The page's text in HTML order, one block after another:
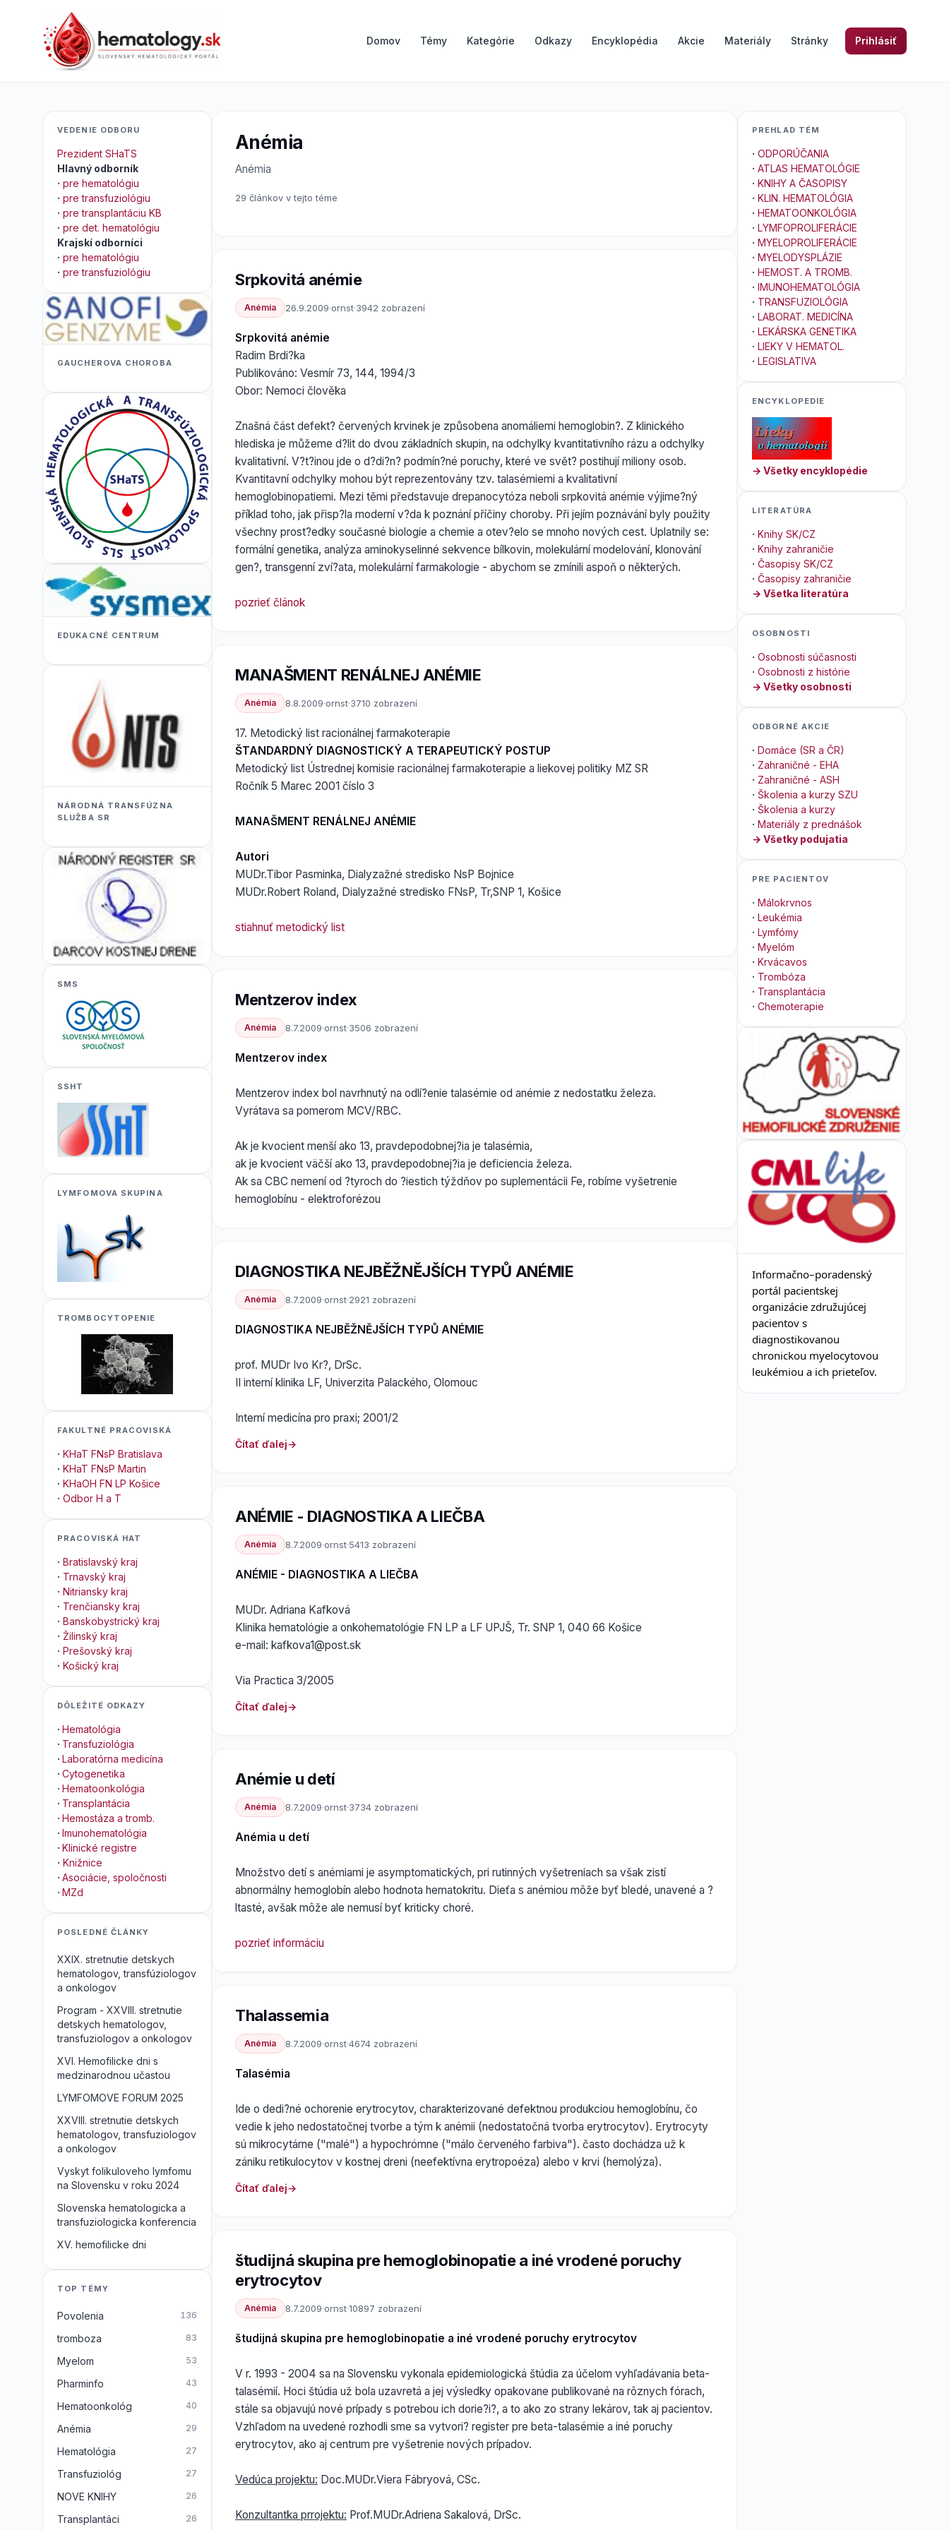
Domov Témy Kategórie Odkazy Encyklopédia Akcie Materiály Stránky Prihlásiť
Anémia
Anémia
29 článkov v tejto téme
Srpkovitá anémie
Anémia 26.9.2009·ornst·3942 zobrazení
Srpkovitá anémie
Radim Brdi?ka
Publikováno: Vesmír 73, 144, 1994/3
Obor: Nemoci člověka
Znašná část defekt? červených krvinek je způsobena anomáliemi hemoglobin?. Z klinického
hlediska je můžeme d?lit do dvou základních skupin, na odchylky kvantitativního rázu a odchylky
kvalitativní. V?t?inou jde o d?di?n? podmín?né poruchy, které ve svět? postihují miliony osob.
Kvantitavní odchylky mohou být reprezentovány tzv. talasémiemi a kvalitativní
hemoglobinopatiemi. Mezi těmi představuje drepanocytóza neboli srpkovitá anémie výjime?ný
příklad toho, jak přisp?la moderní v?da k poznání příčiny choroby. Při jejím poznávání byly použity
všechny prost?edky současné biologie a chemie a otev?elo se mnoho nových cest. Uplatnily se:
formální genetika, analýza aminokyselinné sekvence bílkovin, molekulární modelování, klonování
gen?, transgenní zví?ata, molekulární farmakologie - abychom se zmínili aspoň o některých.
pozrieť článok
MANAŠMENT RENÁLNEJ ANÉMIE
Anémia 8.8.2009·ornst·3710 zobrazení
17. Metodický list racionálnej farmakoterapie
ŠTANDARDNÝ DIAGNOSTICKÝ A TERAPEUTICKÝ POSTUP
Metodický list Ústrednej komisie racionálnej farmakoterapie a liekovej politiky MZ SR
Ročník 5 Marec 2001 číslo 3
MANAŠMENT RENÁLNEJ ANÉMIE
Autori
MUDr.Tibor Pasminka, Dialyzažné stredisko NsP Bojnice
MUDr.Robert Roland, Dialyzažné stredisko FNsP, Tr,SNP 1, Košice
stiahnuť metodický list
Mentzerov index
Anémia 8.7.2009·ornst·3506 zobrazení
Mentzerov index
Mentzerov index bol navrhnutý na odlí?enie talasémie od anémie z nedostatku železa.
Vyrátava sa pomerom MCV/RBC.
Ak je kvocient menší ako 13, pravdepodobnej?ia je talasémia,
ak je kvocient väčší ako 13, pravdepodobnej?ia je deficiencia železa.
Ak sa CBC nemení od ?tyroch do ?iestich týždňov po suplementácii Fe, robíme vyšetrenie
hemoglobínu - elektroforézou
DIAGNOSTIKA NEJBĚŽNĚJŠÍCH TYPŮ ANÉMIE
Anémia 8.7.2009·ornst·2921 zobrazení
DIAGNOSTIKA NEJBĚŽNĚJŠÍCH TYPŮ ANÉMIE
prof. MUDr Ivo Kr?, DrSc.
II interní klinika LF, Univerzita Palackého, Olomouc
Interní medicína pro praxi; 2001/2
Čítať ďalej
ANÉMIE - DIAGNOSTIKA A LIEČBA
Anémia 8.7.2009·ornst·5413 zobrazení
ANÉMIE - DIAGNOSTIKA A LIEČBA
MUDr. Adriana Kafková
Klinika hematológie a onkohematológie FN LP a LF UPJŠ, Tr. SNP 1, 040 66 Košice
e-mail: kafkova1@post.sk
Via Practica 3/2005
Čítať ďalej
Anémie u detí
Anémia 8.7.2009·ornst·3734 zobrazení
Anémia u detí
Množstvo detí s anémiami je asymptomatických, pri rutinných vyšetreniach sa však zistí
abnormálny hemoglobín alebo hodnota hematokritu. Dieťa s anémiou môže byť bledé, unavené a ?
ltasté, avšak môže ale nemusí byť kriticky choré.
pozrieť informáciu
Thalassemia
Anémia 8.7.2009·ornst·4674 zobrazení
Talasémia
Ide o dedi?né ochorenie erytrocytov, charakterizované defektnou produkciou hemoglobínu, čo
vedie k jeho nedostatočnej tvorbe a tým k anémii (nedostatočná tvorba erytrocytov). Erytrocyty
sú mikrocytárne ("malé") a hypochrómne ("málo červeného farbiva"). často dochádza už k
zániku retikulocytov v kostnej dreni (neefektívna erytropoéza) alebo v krvi (hemolýza).
Čítať ďalej
študijná skupina pre hemoglobinopatie a iné vrodené poruchy
erytrocytov
Anémia 8.7.2009·ornst·10897 zobrazení
študijná skupina pre hemoglobinopatie a iné vrodené poruchy erytrocytov
V r. 1993 - 2004 sa na Slovensku vykonala epidemiologická štúdia za účelom vyhľadávania beta-
talasémií. Hoci štúdia už bola uzavretá a jej výsledky opakovane publikované na rôznych fórach,
stále sa objavujú nové prípady s potrebou ich dorie?i?, a to ako zo strany lekárov, tak aj pacientov.
Vzhľadom na uvedené rozhodli sme sa vytvori? register pre beta-talasémie a iné poruchy
erytrocytov, ako aj centrum pre vyšetrenie nových prípadov.
Vedúca projektu: Doc.MUDr.Viera Fábryová, CSc.
Konzultantka prrojektu: Prof.MUDr.Adriena Sakalová, DrSc.
VEDENIE ODBORU
Prezident SHaTS
Hlavný odborník
· pre hematológiu
· pre transfuziológiu
· pre transplantáciu KB
· pre det. hematológiu
Krajskí odborníci
· pre hematológiu
· pre transfuziológiu
GAUCHEROVA CHOROBA
EDUKACNÉ CENTRUM
NÁRODNÁ TRANSFÚZNA
SLUŽBA SR
SMS
SSHT
LYMFOMOVA SKUPINA
TROMBOCYTOPENIE
FAKULTNÉ PRACOVISKÁ
· KHaT FNsP Bratislava
· KHaT FNsP Martin
· KHaOH FN LP Košice
· Odbor H a T
PRACOVISKÁ HAT
· Bratislavský kraj
· Trnavský kraj
· Nitriansky kraj
· Trenčiansky kraj
· Banskobystrický kraj
· Žilinský kraj
· Prešovský kraj
· Košický kraj
DÔLEŽITÉ ODKAZY
· Hematológia
· Transfuziológia
· Laboratórna medicína
· Cytogenetika
· Hematoonkológia
· Transplantácia
· Hemostáza a tromb.
· Imunohematológia
· Klinické registre
· Knižnice
· Asociácie, spoločnosti
· MZd
POSLEDNÉ ČLÁNKY
XXIX. stretnutie detskych
hematologov, transfúziologov
a onkologov
Program - XXVIII. stretnutie
detskych hematologov,
transfuziologov a onkologov
XVI. Hemofilicke dni s
medzinarodnou učastou
LYMFOMOVE FORUM 2025
XXVIII. stretnutie detskych
hematologov, transfuziologov
a onkologov
Vyskyt folikuloveho lymfomu
na Slovensku v roku 2024
Slovenska hematologicka a
transfuziologicka konferencia
XV. hemofilicke dni
TOP TÉMY
Povolenia 136
tromboza 83
Myelom 53
Pharminfo 43
Hematoonkológ 40
Anémia 29
Hematológia 27
Transfuziológ 27
NOVE KNIHY 26
Transplantáci 26
PREHLAD TÉM
· ODPORÚČANIA
· ATLAS HEMATOLÓGIE
· KNIHY A ČASOPISY
· KLIN. HEMATOLÓGIA
· HEMATOONKOLÓGIA
· LYMFOPROLIFERÁCIE
· MYELOPROLIFERÁCIE
· MYELODYSPLÁZIE
· HEMOST. A TROMB.
· IMUNOHEMATOLÓGIA
· TRANSFUZIOLÓGIA
· LABORAT. MEDICÍNA
· LEKÁRSKA GENETIKA
· LIEKY V HEMATOL.
· LEGISLATIVA
ENCYKLOPEDIE
→ Všetky encyklopédie
LITERATÚRA
· Knihy SK/CZ
· Knihy zahraničie
· Časopisy SK/CZ
· Časopisy zahraničie
→ Všetka literatúra
OSOBNOSTI
· Osobnosti súčasnosti
· Osobnosti z histórie
→ Všetky osobnosti
ODBORNÉ AKCIE
· Domáce (SR a ČR)
· Zahraničné - EHA
· Zahraničné - ASH
· Školenia a kurzy SZU
· Školenia a kurzy
· Materiály z prednášok
→ Všetky podujatia
PRE PACIENTOV
· Málokrvnos
· Leukémia
· Lymfómy
· Myelóm
· Krvácavos
· Trombóza
· Transplantácia
· Chemoterapie
Informačno–poradenský
portál pacientskej
organizácie združujúcej
pacientov s
diagnostikovanou
chronickou myelocytovou
leukémiou a ich prieteľov.